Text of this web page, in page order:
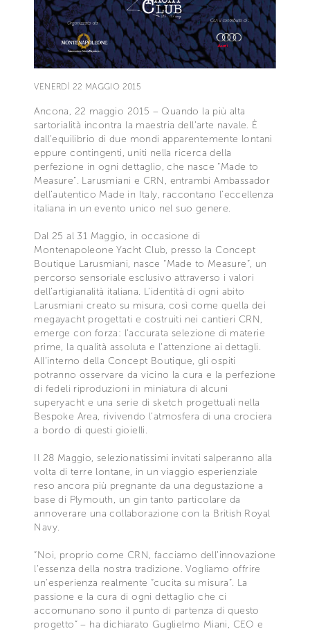
VENERDÌ 22 MAGGIO 2015
Ancona, 22 maggio 2015 – Quando la più alta
sartorialità incontra la maestria dell’arte navale. È
dall’equilibrio di due mondi apparentemente lontani
eppure contingenti, uniti nella ricerca della
perfezione in ogni dettaglio, che nasce “Made to
Measure”. Larusmiani e CRN, entrambi Ambassador
dell’autentico Made in Italy, raccontano l’eccellenza
italiana in un evento unico nel suo genere.
Dal 25 al 31 Maggio, in occasione di
Montenapoleone Yacht Club, presso la Concept
Boutique Larusmiani, nasce “Made to Measure”, un
percorso sensoriale esclusivo attraverso i valori
dell’artigianalità italiana. L’identità di ogni abito
Larusmiani creato su misura, così come quella dei
megayacht progettati e costruiti nei cantieri CRN,
emerge con forza: l’accurata selezione di materie
prime, la qualità assoluta e l’attenzione ai dettagli.
All’interno della Concept Boutique, gli ospiti
potranno osservare da vicino la cura e la perfezione
di fedeli riproduzioni in miniatura di alcuni
superyacht e una serie di sketch progettuali nella
Bespoke Area, rivivendo l’atmosfera di una crociera
a bordo di questi gioielli.
Il 28 Maggio, selezionatissimi invitati salperanno alla
volta di terre lontane, in un viaggio esperienziale
reso ancora più pregnante da una degustazione a
base di Plymouth, un gin tanto particolare da
annoverare una collaborazione con la British Royal
Navy.
“Noi, proprio come CRN, facciamo dell’innovazione
l’essenza della nostra tradizione. Vogliamo offrire
un’esperienza realmente “cucita su misura”. La
passione e la cura di ogni dettaglio che ci
accomunano sono il punto di partenza di questo
progetto” – ha dichiarato Guglielmo Miani, CEO e